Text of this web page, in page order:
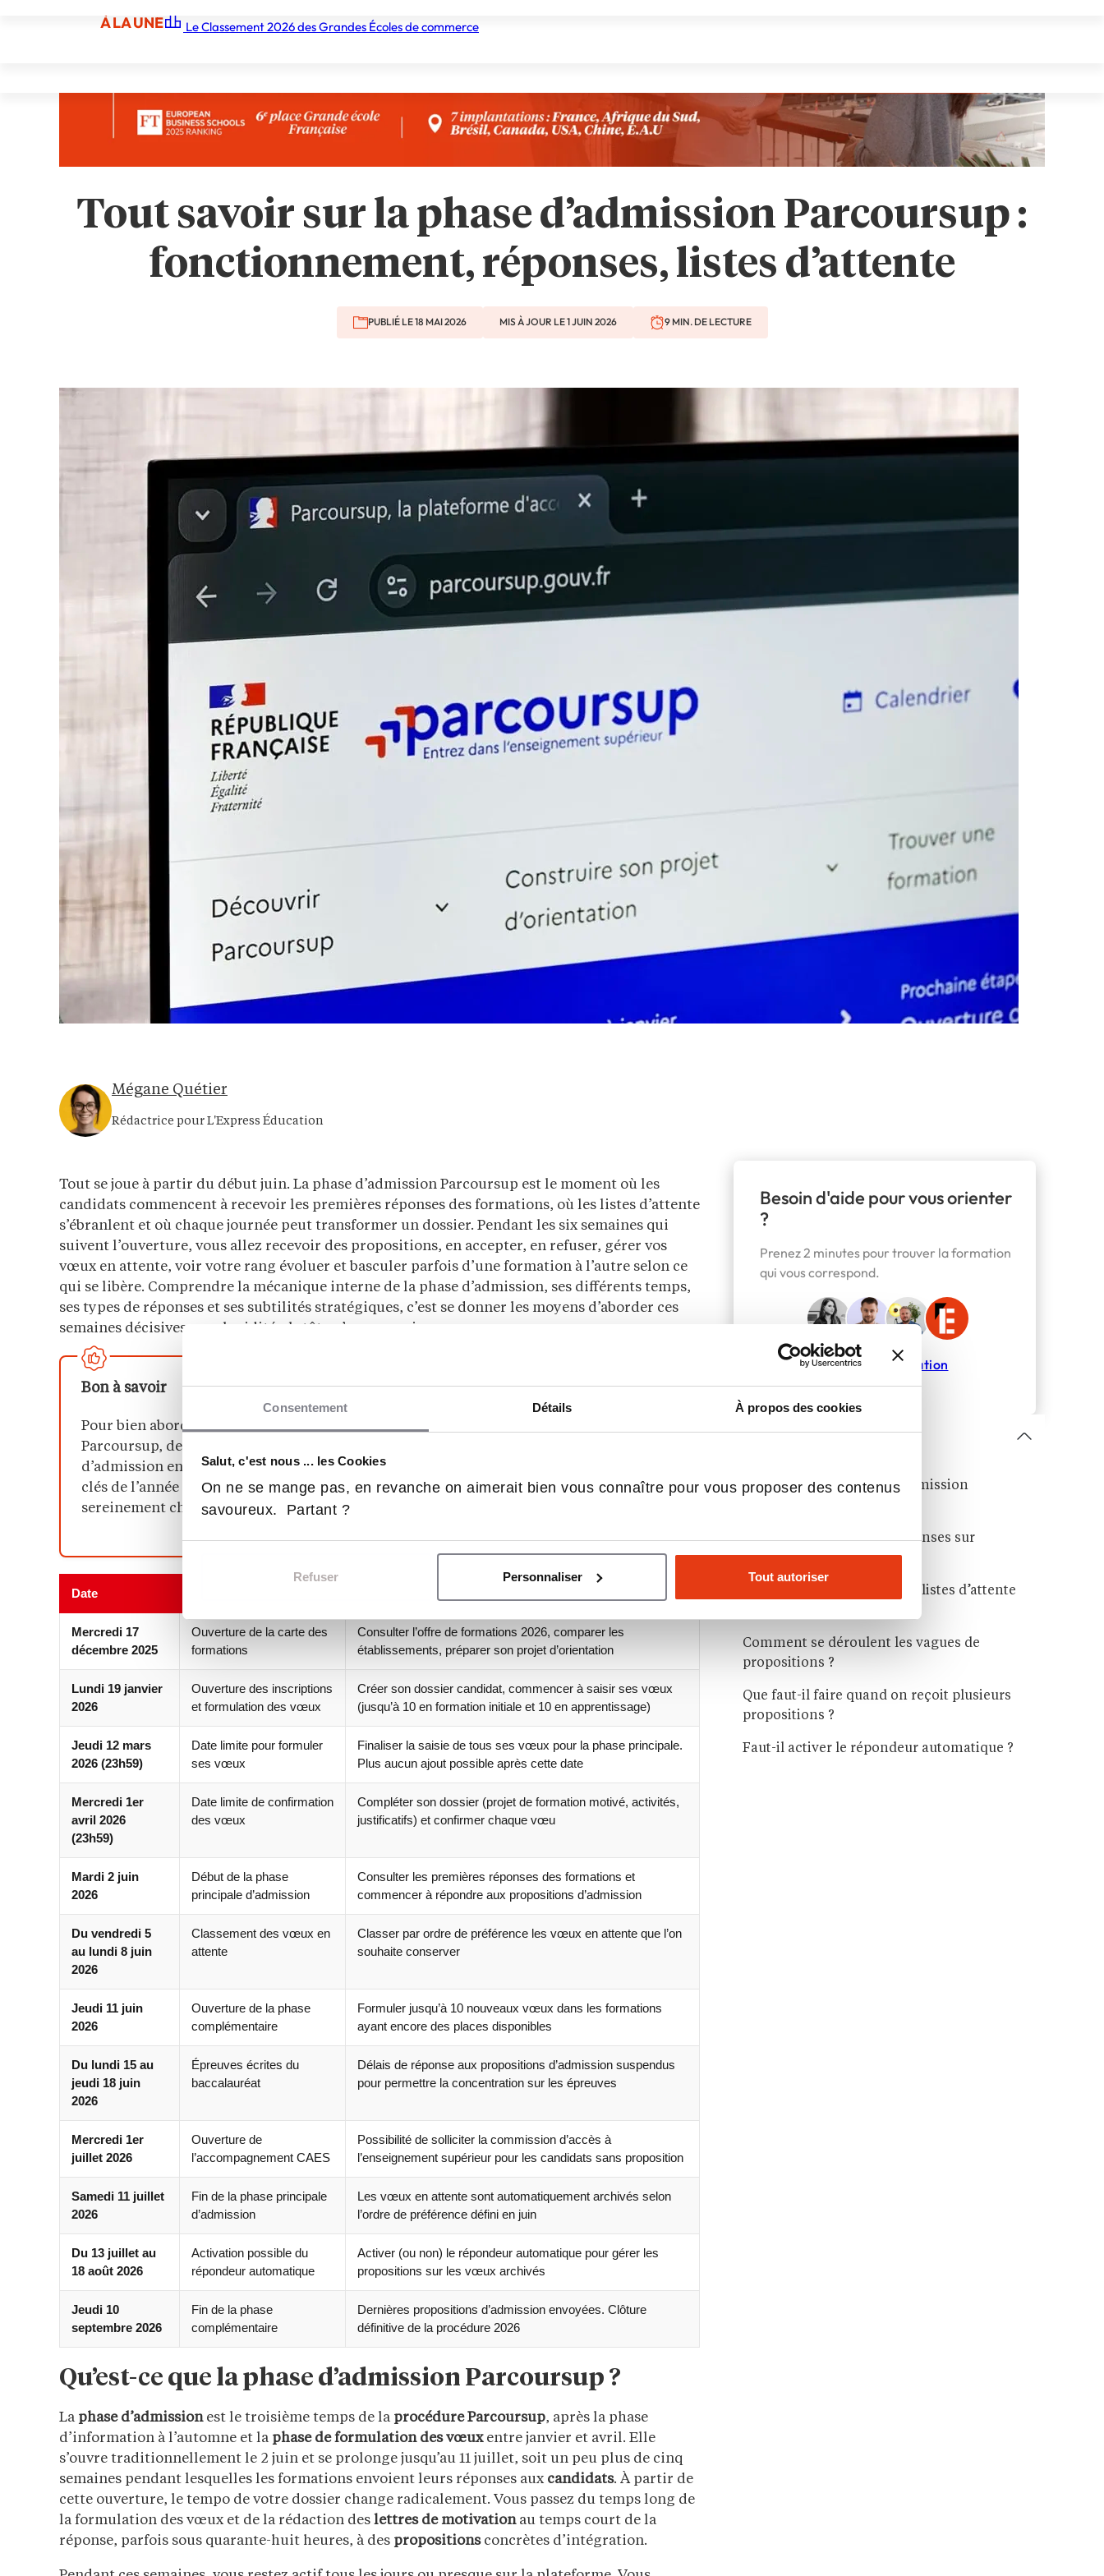
Consentement Détails À propos des cookies
Salut, c'est nous ... les Cookies
On ne se mange pas, en revanche on aimerait bien vous connaître pour vous proposer des contenus
savoureux. Partant ?
Refuser Personnaliser Tout autoriser
À LA UNE Le Classement 2026 des Grandes Écoles de commerce
Tout savoir sur la phase d’admission Parcoursup :
fonctionnement, réponses, listes d’attente
PUBLIÉ LE 18 MAI 2026 MIS À JOUR LE 1 JUIN 2026 9 MIN. DE LECTURE
Mégane Quétier
Rédactrice pour L'Express Éducation
Tout se joue à partir du début juin. La phase d’admission Parcoursup est le moment où les
candidats commencent à recevoir les premières réponses des formations, où les listes d’attente
s’ébranlent et où chaque journée peut transformer un dossier. Pendant les six semaines qui
suivent l’ouverture, vous allez recevoir des propositions, en accepter, en refuser, gérer vos
vœux en attente, voir votre rang évoluer et basculer parfois d’une formation à l’autre selon ce
qui se libère. Comprendre la mécanique interne de la phase d’admission, ses différents temps,
ses types de réponses et ses subtilités stratégiques, c’est se donner les moyens d’aborder ces
semaines décisives avec lucidité plutôt qu’avec angoisse.
Bon à savoir
Pour bien aborder cette étape, encore faut-il maîtriser l’ensemble de la procédure
Parcoursup, de l’ouverture de la plateforme en janvier jusqu’aux dernières propositions
d’admission en septembre.Notre guide complet sur Parcoursup
clés de l’année en cours, les règles à connaître et les stratégies pour aborder
sereinement chaque phase.
Date
Mercredi 17
décembre 2025
Ouverture de la carte des
formations
Consulter l’offre de formations 2026, comparer les
établissements, préparer son projet d’orientation
Lundi 19 janvier
2026
Ouverture des inscriptions
et formulation des vœux
Créer son dossier candidat, commencer à saisir ses vœux
(jusqu’à 10 en formation initiale et 10 en apprentissage)
Jeudi 12 mars
2026 (23h59)
Date limite pour formuler
ses vœux
Finaliser la saisie de tous ses vœux pour la phase principale.
Plus aucun ajout possible après cette date
Mercredi 1er
avril 2026
(23h59)
Date limite de confirmation
des vœux
Compléter son dossier (projet de formation motivé, activités,
justificatifs) et confirmer chaque vœu
Mardi 2 juin
2026
Début de la phase
principale d’admission
Consulter les premières réponses des formations et
commencer à répondre aux propositions d’admission
Du vendredi 5
au lundi 8 juin
2026
Classement des vœux en
attente
Classer par ordre de préférence les vœux en attente que l’on
souhaite conserver
Jeudi 11 juin
2026
Ouverture de la phase
complémentaire
Formuler jusqu’à 10 nouveaux vœux dans les formations
ayant encore des places disponibles
Du lundi 15 au
jeudi 18 juin
2026
Épreuves écrites du
baccalauréat
Délais de réponse aux propositions d’admission suspendus
pour permettre la concentration sur les épreuves
Mercredi 1er
juillet 2026
Ouverture de
l’accompagnement CAES
Possibilité de solliciter la commission d’accès à
l’enseignement supérieur pour les candidats sans proposition
Samedi 11 juillet
2026
Fin de la phase principale
d’admission
Les vœux en attente sont automatiquement archivés selon
l’ordre de préférence défini en juin
Du 13 juillet au
18 août 2026
Activation possible du
répondeur automatique
Activer (ou non) le répondeur automatique pour gérer les
propositions sur les vœux archivés
Jeudi 10
septembre 2026
Fin de la phase
complémentaire
Dernières propositions d’admission envoyées. Clôture
définitive de la procédure 2026
Qu’est-ce que la phase d’admission Parcoursup ?
La phase d’admissionest le troisième temps de la procédure Parcoursup, après la phase
d’information à l’automne et la phase de formulation des vœux entre janvier et avril. Elle
s’ouvre traditionnellement le 2 juin et se prolonge jusqu’au 11 juillet, soit un peu plus de cinq
semaines pendant lesquelles les formations envoient leurs réponses aux candidats. À partir de
cette ouverture, le tempo de votre dossier change radicalement. Vous passez du temps long de
la formulation des vœux et de la rédaction des lettres de motivationau temps court de la
réponse, parfois sous quarante-huit heures, à des propositionsconcrètes d’intégration.
Besoin d'aide pour vous orienter
?
Prenez 2 minutes pour trouver la formation
qui vous correspond.
Trouver ma formation
Sommaire
Qu’est-ce que la phase d’admission
Quels sont les types de réponses sur
Parcoursup ?
Comment fonctionnent les listes d’attente
Comment se déroulent les vagues de
propositions ?
Que faut-il faire quand on reçoit plusieurs
propositions ?
Faut-il activer le répondeur automatique ?